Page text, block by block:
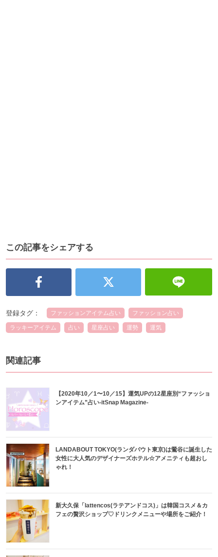
この記事をシェアする
登録タグ： ファッションアイテム占い ファッション占い
ラッキーアイテム 占い 星座占い 運勢 運気
関連記事
【2020年10／1〜10／15】運気UPの12星座別“ファッショ
ンアイテム”占い-itSnap Magazine-
LANDABOUT TOKYO(ランダバウト東京)は鶯谷に誕生した
女性に大人気のデザイナーズホテル☆アメニティも超おし
ゃれ！
新大久保「lattencos(ラテアンドコス)」は韓国コスメ＆カ
フェの贅沢ショップ♡ドリンクメニューや場所をご紹介！